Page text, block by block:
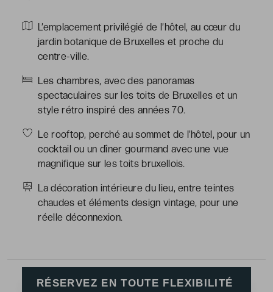
L’emplacement privilégié de l’hôtel, au cœur du
jardin botanique de Bruxelles et proche du
centre-ville.
Les chambres, avec des panoramas
spectaculaires sur les toits de Bruxelles et un
style rétro inspiré des années 70.
Le rooftop, perché au sommet de l’hôtel, pour un
cocktail ou un dîner gourmand avec une vue
magnifique sur les toits bruxellois.
La décoration intérieure du lieu, entre teintes
chaudes et éléments design vintage, pour une
réelle déconnexion.
RÉSERVEZ EN TOUTE FLEXIBILITÉ